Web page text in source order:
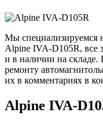
Мы специализируемся
Alpine IVA-D105R, все
и в наличии на складе.
ремонту
их в комментариях в
Alpine IVA-